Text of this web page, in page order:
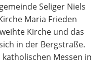
Seliger Niels
Maria Frieden
Kirche und das
in der Bergstraße.
Messen in